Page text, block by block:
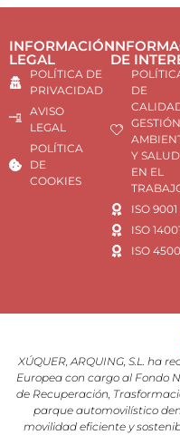
INFORMACIÓN
LEGAL
POLÍTICA DE
PRIVACIDAD
AVISO
LEGAL
POLÍTICA
DE
COOKIES
DE
DE
GESTIÓN
Y SALUD
EN EL
ISO 9001
ISO 14001
ISO
XÚQUER, ARQUING, S.L. ha
Europea con cargo al Fondo
de Recuperación,
parque automovilístico
movilidad eficiente y